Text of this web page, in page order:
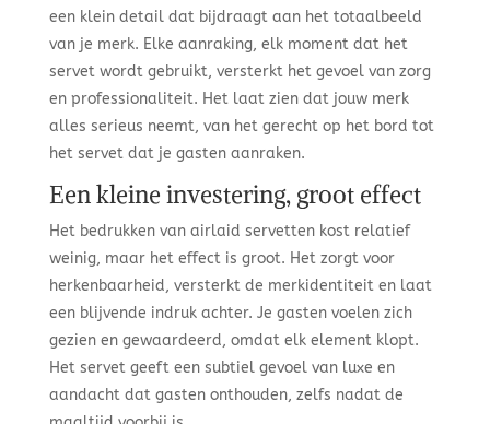
een klein detail dat bijdraagt aan het totaalbeeld
van je merk. Elke aanraking, elk moment dat het
servet wordt gebruikt, versterkt het gevoel van zorg
en professionaliteit. Het laat zien dat jouw merk
alles serieus neemt, van het gerecht op het bord tot
het servet dat je gasten aanraken.
Een kleine investering, groot effect
Het bedrukken van airlaid servetten kost relatief
weinig, maar het effect is groot. Het zorgt voor
herkenbaarheid, versterkt de merkidentiteit en laat
een blijvende indruk achter. Je gasten voelen zich
gezien en gewaardeerd, omdat elk element klopt.
Het servet geeft een subtiel gevoel van luxe en
aandacht dat gasten onthouden, zelfs nadat de